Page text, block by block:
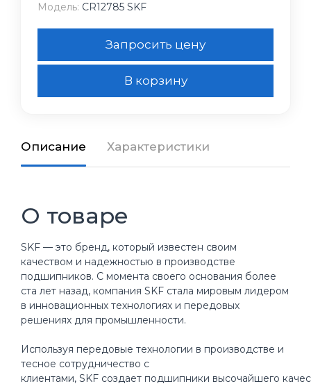
Модель: CR12785 SKF
Запросить цену
В корзину
Описание Характеристики
О товаре
SKF — это бренд, который известен своим
качеством и надежностью в производстве
подшипников. С момента своего основания более
ста лет назад, компания SKF стала мировым лидером
в инновационных технологиях и передовых
решениях для промышленности.
Используя передовые технологии в производстве и
тесное сотрудничество с
клиентами, SKF создает подшипники высочайшего